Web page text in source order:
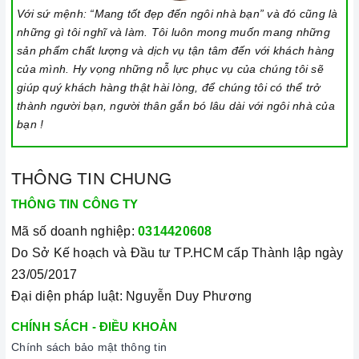
Đặt dụng cụ nấu đúng trọng tâm của vùng nấu trước khi bật
cảm ứng để tránh các mã lỗi và để tiết kiệm điện năng.
Bật bếp bằng cách chạm vào nút bật/ tắt trên bảng điều
khiển, và thao tác trượt để tăng giảm công suất/ nhiệt độ/
thời gian.
trình nấu. Tất cả các nút sẽ bị khóa và chương trình nấu vẫn
sẽ tiếp tục chạy khi sử dụng tính năng này. Để kích hoạt
hoặc tắt tính năng này, nhấn giữ biểu tượng khóa trong vài
giây cho đến khi có tín hiệu thông báo.
Lưu ý vệ sinh và bảo quản bếp
Luôn dùng khăn mềm và khô để vệ sinh mặt bếp, chú ý lau
thật nhẹ để tránh làm trầy xước mặt bếp.
Đối với các vết bẩn cứng đầu, có thể dùng giấy ướt hoặc chất
Với sứ mệnh: “Mang tốt đẹp đến ngôi nhà bạn” và đó cũng là
những gì tôi nghĩ và làm. Tôi luôn mong muốn mang những
sản phẩm chất lượng và dịch vụ tận tâm đến với khách hàng
của mình. Hy vọng những nỗ lực phục vụ của chúng tôi sẽ
giúp quý khách hàng thật hài lòng, để chúng tôi có thể trở
thành người bạn, người thân gắn bó lâu dài với ngôi nhà của
bạn !
THÔNG TIN CHUNG
THÔNG TIN CÔNG TY
Mã số doanh nghiệp: 0314420608
Do Sở Kế hoạch và Đầu tư TP.HCM cấp Thành lập ngày
23/05/2017
Đại diện pháp luật: Nguyễn Duy Phương
CHÍNH SÁCH - ĐIỀU KHOẢN
Chính sách bảo mật thông tin